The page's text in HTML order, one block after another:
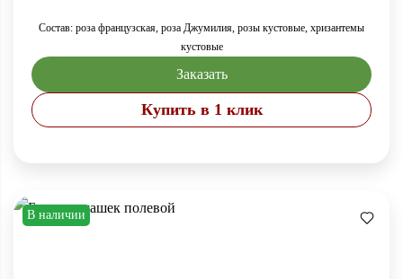
Состав: роза французская, роза Джумилия, розы кустовые, хризантемы
кустовые
Заказать
Купить в 1 клик
В наличии